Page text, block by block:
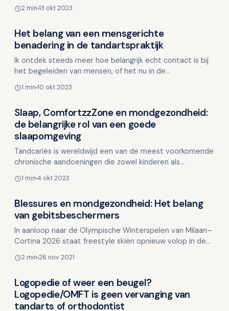
2 min 13 okt 2023
Overig nieuws
Het belang van een mensgerichte
benadering in de tandartspraktijk
Ik ontdek steeds meer hoe belangrijk echt contact is bij
het begeleiden van mensen, of het nu in de
therapeutisc…
1 min 10 okt 2023
Overig nieuws
Slaap, ComfortzzZone en mondgezondheid:
de belangrijke rol van een goede
slaapomgeving
Tandcariës is wereldwijd een van de meest voorkomende
chronische aandoeningen die zowel kinderen als
ci…
1 min 4 okt 2023
Overig nieuws
Blessures en mondgezondheid: Het belang
van gebitsbeschermers
In aanloop naar de Olympische Winterspelen van Milaan–
Cortina 2026 staat freestyle skiën opnieuw volop in de
2 min 26 nov 2021
Overig nieuws
Logopedie of weer een beugel?
Logopedie/OMFT is geen vervanging van
tandarts of orthodontist